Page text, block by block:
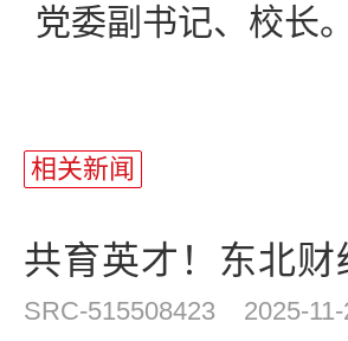
党委副书记、校长。
相关新闻
共育英才！东北
SRC-515508423 2025-